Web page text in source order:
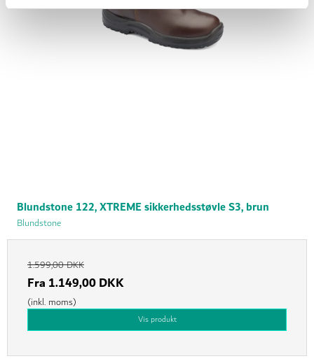
Blundstone 122, XTREME sikkerhedsstøvle S3, brun
Blundstone
1.599,00 DKK
Fra 1.149,00 DKK
(inkl. moms)
Vis produkt